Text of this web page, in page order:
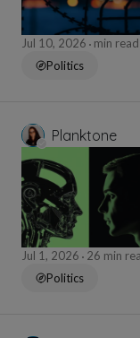
Jul 10, 2026
min read
Politics
Planktone
Jul 1, 2026
26 min
Politics